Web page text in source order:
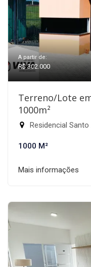
A partir de:
R$ 302.000
Terreno/Lote
1000m²
Residencial
1000 M²
Mais informações